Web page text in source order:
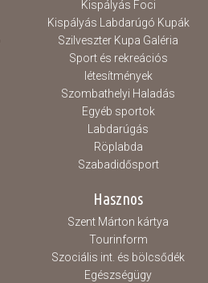
Kispályás Foci
Kispályás Labdarúgó Kupák
Szilveszter Kupa Galéria
Sport és rekreációs
létesítmények
Szombathelyi Haladás
Egyéb sportok
Labdarúgás
Röplabda
Szabadidősport
Hasznos
Szent Márton kártya
Tourinform
Szociális int. és bölcsődék
Egészségügy